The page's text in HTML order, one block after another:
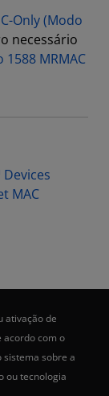
Only (Modo
necessário
MRMAC
MAC
ativação de
acordo com o
sobre a
ou tecnologia